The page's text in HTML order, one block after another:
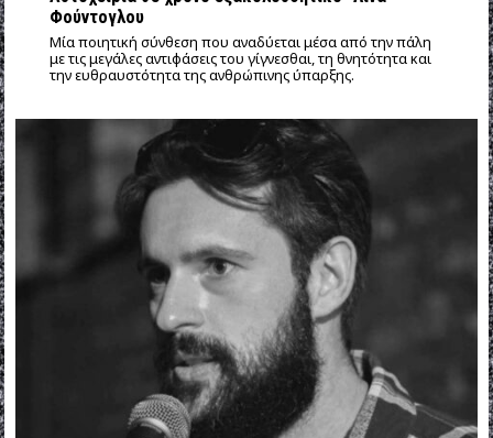
Φούντογλου
Mία ποιητική σύνθεση που αναδύεται μέσα από την πάλη
με τις μεγάλες αντιφάσεις του γίγνεσθαι, τη θνητότητα και
την ευθραυστότητα της ανθρώπινης ύπαρξης.